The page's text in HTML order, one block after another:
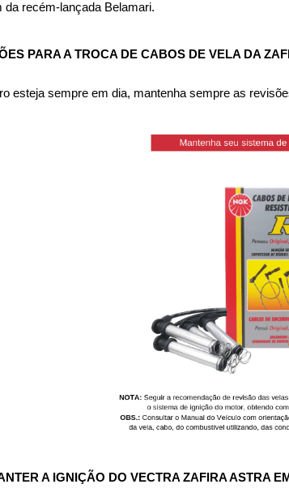
da recém-lançada Belamari.
PARA A TROCA DE CABOS DE VELA DA
esteja sempre em dia, mantenha sempre as
A IGNIÇÃO DO VECTRA ZAFIRA ASTRA